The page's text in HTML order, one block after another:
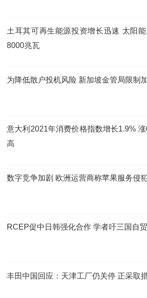
土耳其可再生能源投资增长迅速 太阳
8000兆瓦
为降低散户投机风险 新加坡金管局限制
意大利2021年消费价格指数增长1.9%
高
数字竞争加剧 欧洲运营商称苹果服务侵
RCEP促中日韩强化合作 学者吁三国自
丰田中国回应：天津工厂仍关停 正采取